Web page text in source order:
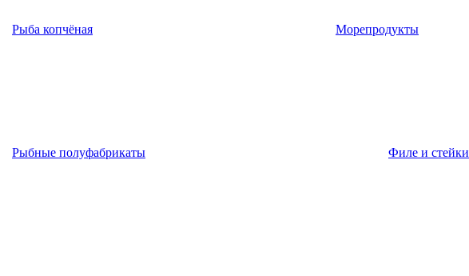
Рыба копчёная Морепродукты
Рыбные полуфабрикаты Филе и стейки